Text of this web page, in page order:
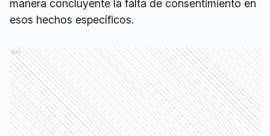
manera concluyente la falta de consentimiento en
esos hechos específicos.
Ads